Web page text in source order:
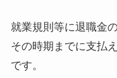
就業規則等に退職金
その時期までに支払
です。